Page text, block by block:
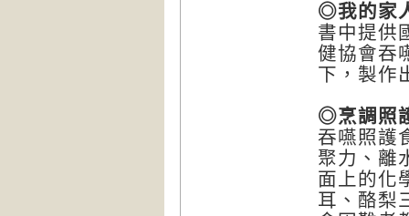
◎我的家
書中提供
健協會吞
下，製作
◎烹調照
吞嚥照護
聚力、離
面上的化
耳、酪梨